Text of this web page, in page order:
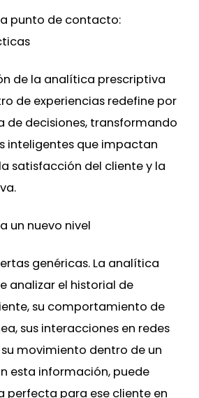
punto de contacto:
de la analítica prescriptiva
de experiencias redefine por
decisiones, transformando
inteligentes que impactan
satisfacción del cliente y la
un nuevo nivel
genéricas. La analítica
analizar el historial de
su comportamiento de
sus interacciones en redes
movimiento dentro de un
esta información, puede
perfecta para ese cliente en